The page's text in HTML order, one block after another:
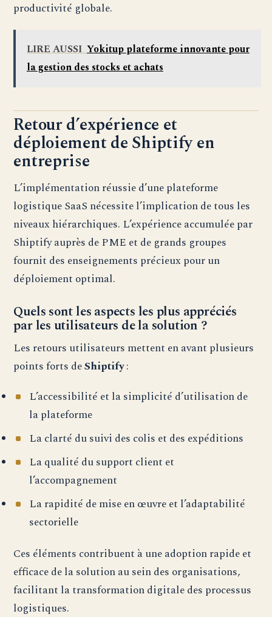
productivité globale.
LIRE AUSSI Yokitup plateforme innovante pour
la gestion des stocks et achats
Retour d’expérience et
déploiement de Shiptify en
entreprise
L’implémentation réussie d’une plateforme
logistique SaaS nécessite l’implication de tous les
niveaux hiérarchiques. L’expérience accumulée par
Shiptify auprès de PME et de grands groupes
fournit des enseignements précieux pour un
déploiement optimal.
Quels sont les aspects les plus appréciés
par les utilisateurs de la solution ?
Les retours utilisateurs mettent en avant plusieurs
points forts deShiptify:
L’accessibilité et la simplicité d’utilisation de
la plateforme
La clarté du suivi des colis et des expéditions
La qualité du support client et
l’accompagnement
La rapidité de mise en œuvre et l’adaptabilité
sectorielle
Ces éléments contribuent à une adoption rapide et
efficace de la solution au sein des organisations,
facilitant la transformation digitale des processus
logistiques.